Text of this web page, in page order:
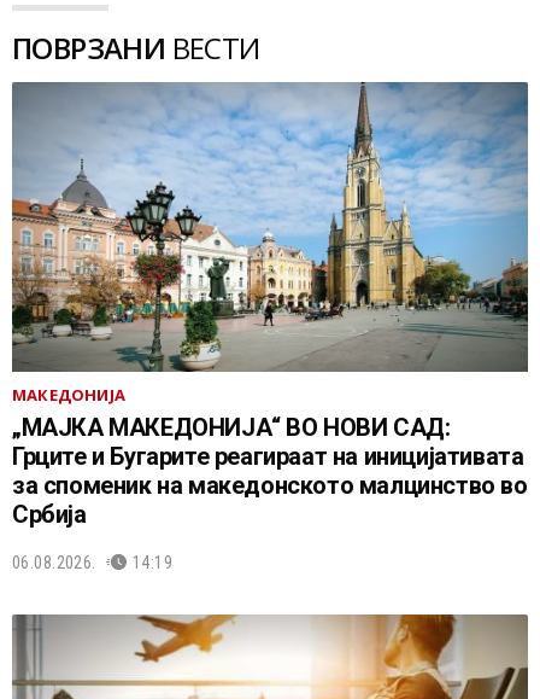
ПОВРЗАНИ ВЕСТИ
МАКЕДОНИЈА
„МАЈКА МАКЕДОНИЈА“ ВО НОВИ САД:
Грците и Бугарите реагираат на иницијативата
за споменик на македонското малцинство во
Србија
06.08.2026. 14:19